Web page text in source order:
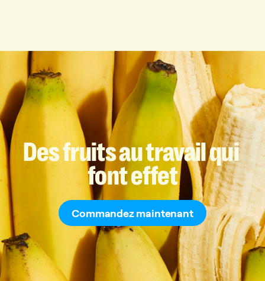
Desfruitsautravailqui
fonteffet
Commandez maintenant